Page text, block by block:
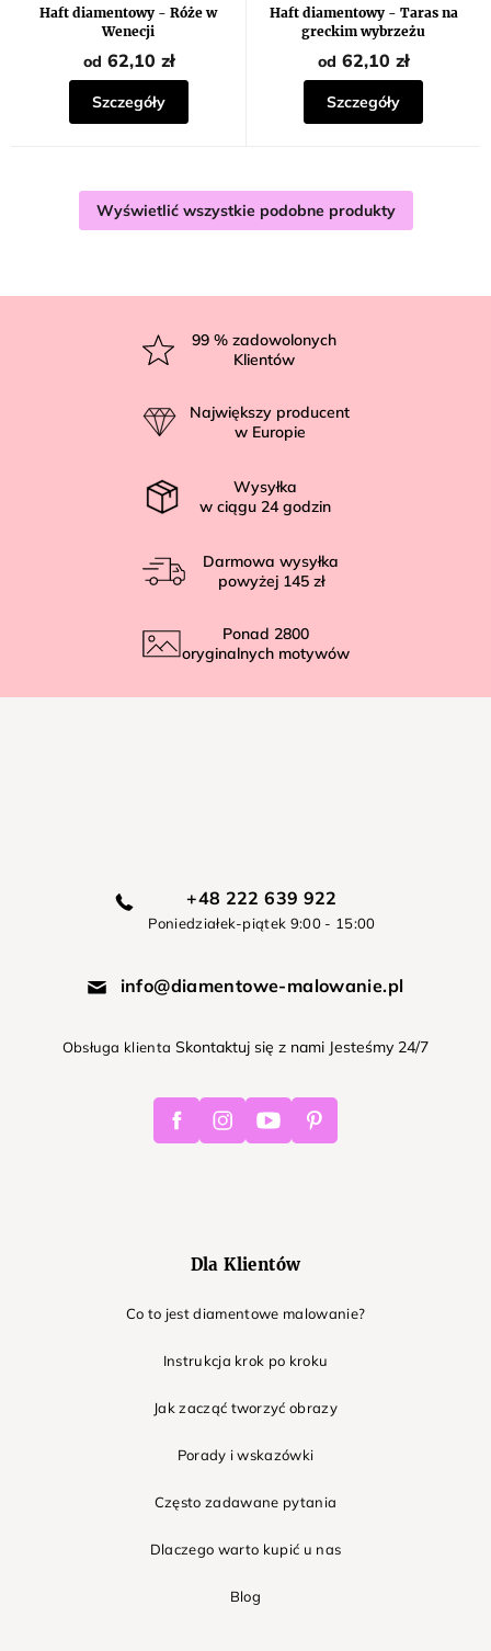
Haft diamentowy - Róże w
Wenecji
od 62,10 zł
Szczegóły
Haft diamentowy - Taras na
greckim wybrzeżu
od 62,10 zł
Szczegóły
Wyświetlić wszystkie podobne produkty
99 % zadowolonych
Klientów
Największy producent
w Europie
Wysyłka
w ciągu 24 godzin
Darmowa wysyłka
powyżej 145 zł
Ponad 2800
oryginalnych motywów
+48 222 639 922
Poniedziałek-piątek 9:00 - 15:00
info@diamentowe-malowanie.pl
Obsługa klienta Skontaktuj się z nami Jesteśmy 24/7
FacebookInstagramYoutube Pinterest
Dla Klientów
Co to jest diamentowe malowanie?
Instrukcja krok po kroku
Jak zacząć tworzyć obrazy
Porady i wskazówki
Często zadawane pytania
Dlaczego warto kupić u nas
Blog